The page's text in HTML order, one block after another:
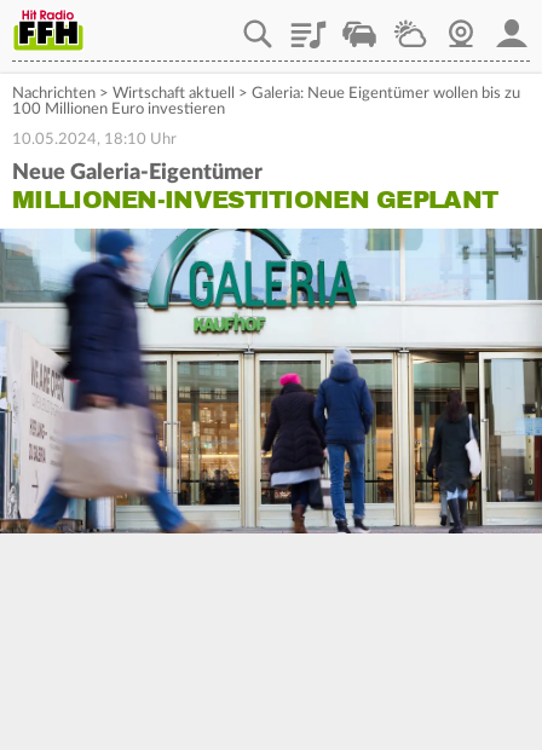
PlaylistStaupilotWetterWebcam
Nachrichten > Wirtschaft aktuell > Galeria: Neue Eigentümer wollen bis zu
100 Millionen Euro investieren
10.05.2024, 18:10 Uhr
Neue Galeria-Eigentümer
MILLIONEN-INVESTITIONEN GEPLANT